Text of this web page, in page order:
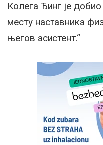
Колега Ђинг је
месту наставника
његов асистент.“